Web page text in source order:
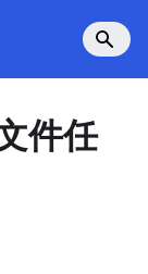
件任